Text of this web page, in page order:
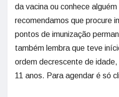
da vacina ou conhece
recomendamos que procure
pontos de imunização
também lembra que teve
ordem decrescente de
11 anos. Para agendar é só